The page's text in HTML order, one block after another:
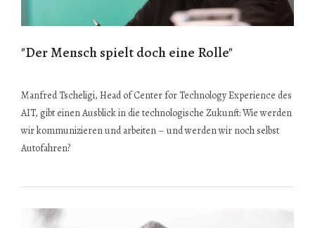
"Der Mensch spielt doch eine Rolle"
Manfred Tscheligi, Head of Center for Technology Experience des
AIT, gibt einen Ausblick in die technologische Zukunft: Wie werden
wir kommunizieren und arbeiten – und werden wir noch selbst
Autofahren?